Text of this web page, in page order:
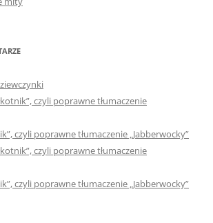
czyli poprawne tłumaczenie
czyli poprawne tłumaczenie „Jabberwocky”
czyli poprawne tłumaczenie
czyli poprawne tłumaczenie „Jabberwocky”